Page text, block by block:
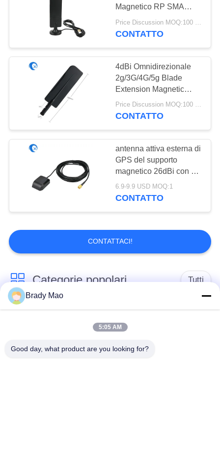
Magnetico RP SMA
Rg174 Per segnale
wireless 4G
Price Discussion MOQ:100 PCS
CONTATTO
4dBi Omnidirezionale
2g/3G/4G/5g Blade
Extension Magnetic
Mount Antenna con cavo
Rg174 per la
Price Discussion MOQ:100 PCS
CONTATTO
antenna attiva esterna di
GPS del supporto
magnetico 26dBi con 5
metri di cavo di RG174
6.9-9.9 USD MOQ:1
CONTATTO
CONTATTACI!
Categorie popolari Tutti
Antenna della
Brady Mao
5:05 AM
Good day, what product are you looking for?